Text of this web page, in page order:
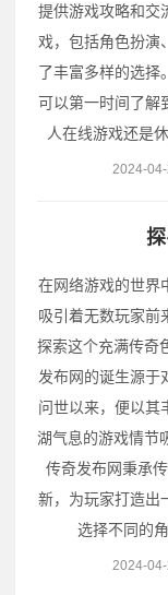
提供游戏攻略和交
戏，包括角色扮演
了丰富多样的选择
可以第一时间了解
人在线游戏还是
2024-
在网络游戏的世界
吸引着无数玩家前
探索这个充满传奇
发布网的诞生源于
问世以来，便以其
湖气息的游戏情节
传奇发布网秉承
新，为玩家打造出
选择不同的
2024-